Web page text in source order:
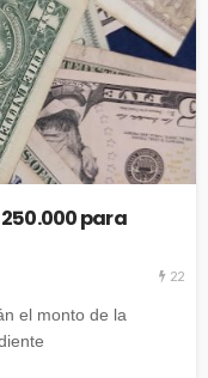
para
22
el monto de la